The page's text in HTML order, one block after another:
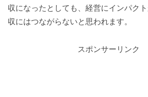
収になったとしても、経営にインパク
収にはつながらないと思われます。
スポンサーリンク